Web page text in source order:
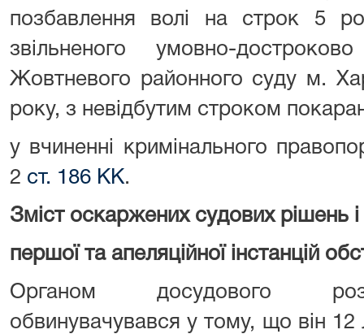
позбавлення волі на строк 5
звільненого умовно-
Жовтневого районного суду м.
року, з невідбутим строком
у вчиненні кримінального
2 ст. 186 КК.
Зміст оскаржених судових рішень
першої та апеляційної інстанцій
Органом досудового
обвинувачувався у тому, що він